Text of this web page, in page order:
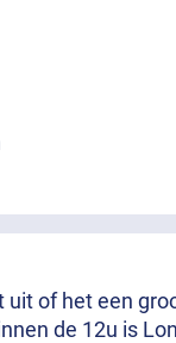
uit of het een
de 12u is